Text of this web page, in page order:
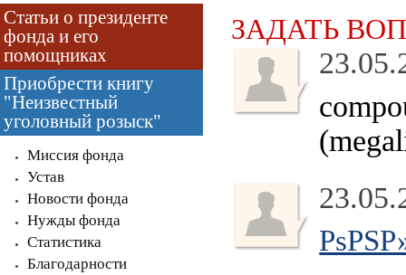
Статьи о президенте
фонда и его
помощниках
Приобрести книгу
"Неизвестный
уголовный розыск"
Миссия фонда
Устав
Новости фонда
Нужды фонда
Статистика
Благодарности
ЗАДАТЬ